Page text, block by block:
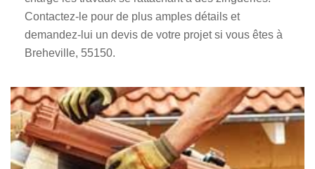
Contactez-le pour de plus amples détails et
demandez-lui un devis de votre projet si vous êtes à
Breheville, 55150.